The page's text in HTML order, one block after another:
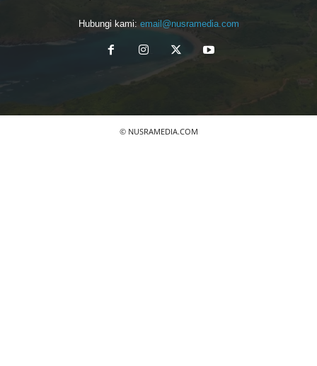
Hubungi kami: email@nusramedia.com
© NUSRAMEDIA.COM